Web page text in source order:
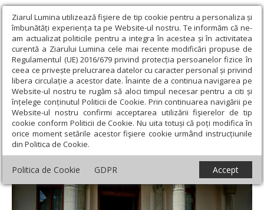
Ziarul Lumina utilizează fişiere de tip cookie pentru a personaliza și
îmbunătăți experiența ta pe Website-ul nostru. Te informăm că ne-
am actualizat politicile pentru a integra în acestea și în activitatea
curentă a Ziarului Lumina cele mai recente modificări propuse de
Regulamentul (UE) 2016/679 privind protecția persoanelor fizice în
ceea ce privește prelucrarea datelor cu caracter personal și privind
libera circulație a acestor date. Înainte de a continua navigarea pe
Website-ul nostru te rugăm să aloci timpul necesar pentru a citi și
înțelege conținutul Politicii de Cookie. Prin continuarea navigării pe
Website-ul nostru confirmi acceptarea utilizării fişierelor de tip
cookie conform Politicii de Cookie. Nu uita totuși că poți modifica în
orice moment setările acestor fişiere cookie urmând instrucțiunile
din Politica de Cookie.
Politica de Cookie GDPR Accept
Ziarul Lumina › Actualitate religioasă › Știri › Duminica vindecării
orbului la catedrala din Suceava
Duminica vindecării orbului la catedrala din
Suceava